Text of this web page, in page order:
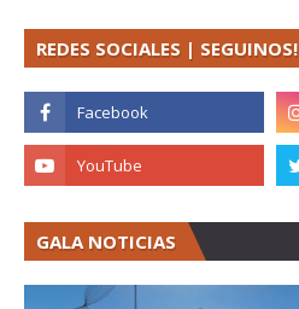
REDES SOCIALES | SEGUINOS!
GALA NOTICIAS